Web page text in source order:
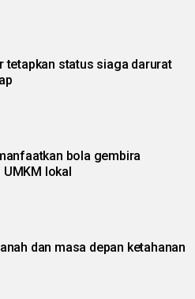
tetapkan status siaga darurat
bola gembira
lokal
dan masa depan ketahanan